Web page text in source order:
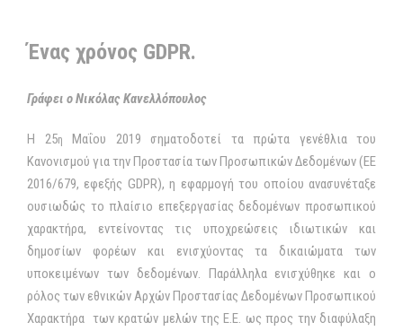
Ένας χρόνος GDPR.
Γράφει ο Νικόλας Κανελλόπουλος
Η 25η
Μαΐου 2019 σηματοδοτεί τα πρώτα γενέθλια του
Κανονισμού για την Προστασία των Προσωπικών Δεδομένων (ΕΕ
2016/679, εφεξής GDPR), η εφαρμογή του οποίου ανασυνέταξε
ουσιωδώς το πλαίσιο επεξεργασίας δεδομένων προσωπικού
χαρακτήρα, εντείνοντας τις υποχρεώσεις ιδιωτικών και
δημοσίων φορέων και ενισχύοντας τα δικαιώματα των
υποκειμένων των δεδομένων. Παράλληλα ενισχύθηκε και ο
ρόλος των εθνικών Αρχών Προστασίας Δεδομένων Προσωπικού
Χαρακτήρα των κρατών μελών της Ε.Ε. ως προς την διαφύλαξη